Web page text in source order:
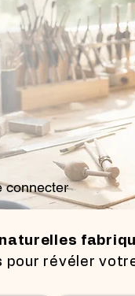
connecter
pour révéler